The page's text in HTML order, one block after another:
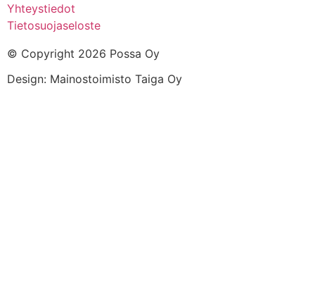
Yhteystiedot
Tietosuojaseloste
© Copyright 2026 Possa Oy
Design: Mainostoimisto Taiga Oy